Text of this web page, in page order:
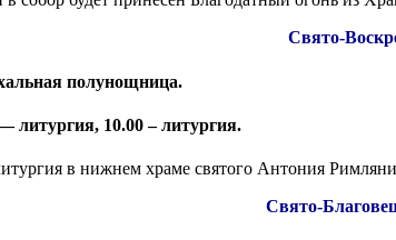
Свято-
полунощница.
литургия, 10.00– литургия.
в нижнем храме святого Антония
Свято-